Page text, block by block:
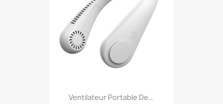
Ventilateur Portable De...